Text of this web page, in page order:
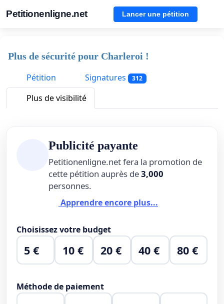
Petitionenligne.net Lancer une pétition
Plus de sécurité pour Charleroi !
Pétition
Signatures 312
Plus de visibilité
Publicité payante
Petitionenligne.net fera la promotion de
cette pétition auprès de3,000
personnes.
Apprendre encore plus...
Choisissez votre budget
5 € 10 € 20 € 40 € 80 €
Méthode de paiement